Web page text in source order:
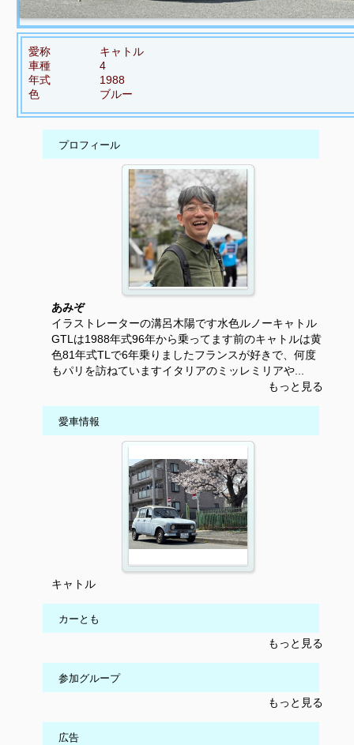
愛称
キャトル
車種
4
年式
1988
色
ブルー
プロフィール
あみぞ
イラストレーターの溝呂木陽です水色ルノーキャトル
GTLは1988年式96年から乗ってます前のキャトルは黄
色81年式TLで6年乗りましたフランスが好きで、何度
もパリを訪ねていますイタリアのミッレミリアや...
もっと見る
愛車情報
キャトル
カーとも
もっと見る
参加グループ
もっと見る
広告